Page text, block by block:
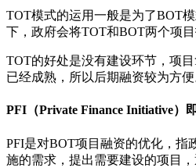
TOT模式的运用一般是为了BOT
下，政府会将TOT和BOT两个项目
TOT的好处是没有建设环节，项
已经成熟，所以后期融资较为方便
PFI（Private Finance Initiative）
PFI是对BOT项目融资的优化，指
施的需求，提出需要建设的项目